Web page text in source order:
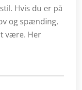
Hvis du er på
og spænding,
være. Her